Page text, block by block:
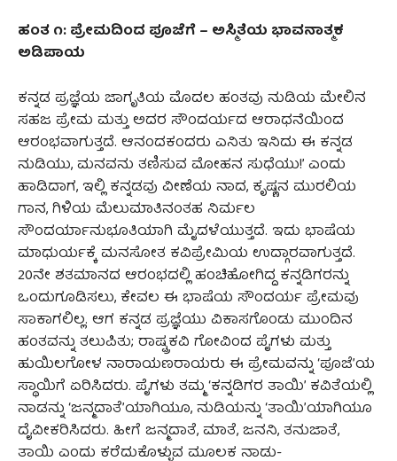
ಹಂತ ೧: ಪ್ರೇಮದಿಂದ ಪೂಜೆಗೆ – ಅಸ್ಮಿತೆಯ ಭಾವನಾತ್ಮಕ
ಅಡಿಪಾಯ
ಕನ್ನಡ ಪ್ರಜ್ಞೆಯ ಜಾಗೃತಿಯ ಮೊದಲ ಹಂತವು ನುಡಿಯ ಮೇಲಿನ
ಸಹಜ ಪ್ರೇಮ ಮತ್ತು ಅದರ ಸೌಂದರ್ಯದ ಆರಾಧನೆಯಿಂದ
ಆರಂಭವಾಗುತ್ತದೆ. ಆನಂದಕಂದರು ಎನಿತು ಇನಿದು ಈ ಕನ್ನಡ
ನುಡಿಯು, ಮನವನು ತಣಿಸುವ ಮೋಹನ ಸುಧೆಯು!’ ಎಂದು
ಹಾಡಿದಾಗ, ಇಲ್ಲಿ ಕನ್ನಡವು ವೀಣೆಯ ನಾದ, ಕೃಷ್ಣನ ಮುರಲಿಯ
ಗಾನ, ಗಿಳಿಯ ಮೆಲುಮಾತಿನಂತಹ ನಿರ್ಮಲ
ಸೌಂದರ್ಯಾನುಭೂತಿಯಾಗಿ ಮೈದಳೆಯುತ್ತದೆ. ಇದು ಭಾಷೆಯ
ಮಾಧುರ್ಯಕ್ಕೆ ಮನಸೋತ ಕವಿಪ್ರೇಮಿಯ ಉದ್ಗಾರವಾಗುತ್ತದೆ.
20ನೇ ಶತಮಾನದ ಆರಂಭದಲ್ಲಿ ಹಂಚಿಹೋಗಿದ್ದ ಕನ್ನಡಿಗರನ್ನು
ಒಂದುಗೂಡಿಸಲು, ಕೇವಲ ಈ ಭಾಷೆಯ ಸೌಂದರ್ಯ ಪ್ರೇಮವು
ಸಾಕಾಗಲಿಲ್ಲ. ಆಗ ಕನ್ನಡ ಪ್ರಜ್ಞೆಯು ವಿಕಾಸಗೊಂಡು ಮುಂದಿನ
ಹಂತವನ್ನು ತಲುಪಿತು; ರಾಷ್ಟ್ರಕವಿ ಗೋವಿಂದ ಪೈಗಳು ಮತ್ತು
ಹುಯಿಲಗೋಳ ನಾರಾಯಣರಾಯರು ಈ ಪ್ರೇಮವನ್ನು ‘ಪೂಜೆ’ಯ
ಸ್ಥಾಯಿಗೆ ಏರಿಸಿದರು. ಪೈಗಳು ತಮ್ಮ ‘ಕನ್ನಡಿಗರ ತಾಯಿ’ ಕವಿತೆಯಲ್ಲಿ
ನಾಡನ್ನು ‘ಜನ್ಮದಾತೆ’ಯಾಗಿಯೂ, ನುಡಿಯನ್ನು ‘ತಾಯಿ’ಯಾಗಿಯೂ
ದೈವೀಕರಿಸಿದರು. ಹೀಗೆ ಜನ್ಮದಾತೆ, ಮಾತೆ, ಜನನಿ, ತನುಜಾತೆ,
ತಾಯಿ ಎಂದು ಕರೆದುಕೊಳ್ಳುವ ಮೂಲಕ ನಾಡು-